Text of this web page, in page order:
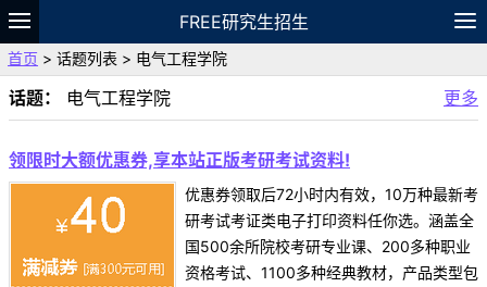
FREE研究生招生
题库
故事 专题 APP
VIP
资料
首页 > 话题列表 > 电气工程学院
话题： 电气工程学院 更多
领限时大额优惠券,享本站正版考研考试资料!
优惠券领取后72小时内有效，10万种最新考
研考试考证类电子打印资料任你选。涵盖全
国500余所院校考研专业课、200多种职业
资格考试、1100多种经典教材，产品类型包